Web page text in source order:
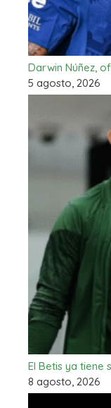
Darwin Núñez,
5 agosto, 2026
El Betis ya tiene
8 agosto, 2026